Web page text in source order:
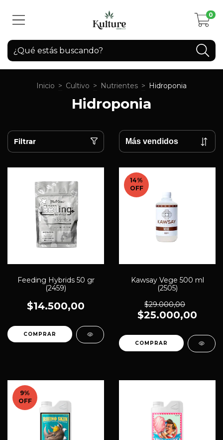
0
Inicio > Cultivo > Nutrientes > Hidroponia
Hidroponia
Filtrar
Feeding Hybrids 50 gr
(2459)
$14.500,00
14%
OFF
Kawsay Vege 500 ml
(2505)
$29.000,00
$25.000,00
9%
OFF